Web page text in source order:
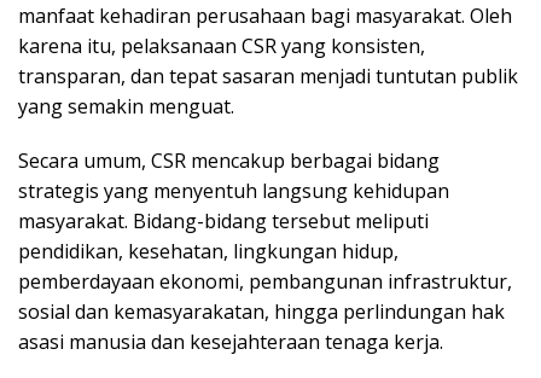
manfaat kehadiran perusahaan bagi masyarakat. Oleh
karena itu, pelaksanaan CSR yang konsisten,
transparan, dan tepat sasaran menjadi tuntutan publik
yang semakin menguat.
Secara umum, CSR mencakup berbagai bidang
strategis yang menyentuh langsung kehidupan
masyarakat. Bidang-bidang tersebut meliputi
pendidikan, kesehatan, lingkungan hidup,
pemberdayaan ekonomi, pembangunan infrastruktur,
sosial dan kemasyarakatan, hingga perlindungan hak
asasi manusia dan kesejahteraan tenaga kerja.